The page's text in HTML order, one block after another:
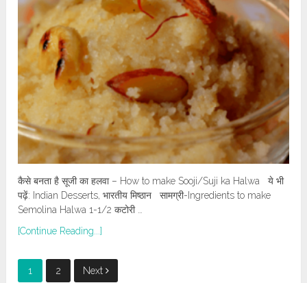
कैसे बनता है सूजी का हलवा – How to make Sooji/Suji ka Halwa ये भी
पढ़ें: Indian Desserts, भारतीय मिष्ठान सामग्री-Ingredients to make
Semolina Halwa 1-1/2 कटोरी …
[Continue Reading...]
Posts
1 2 Next